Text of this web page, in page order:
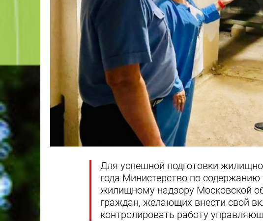
Для успешной подготовки
года Министерство по содержанию
жилищному надзору Московской
граждан, желающих внести свой
контролировать работу